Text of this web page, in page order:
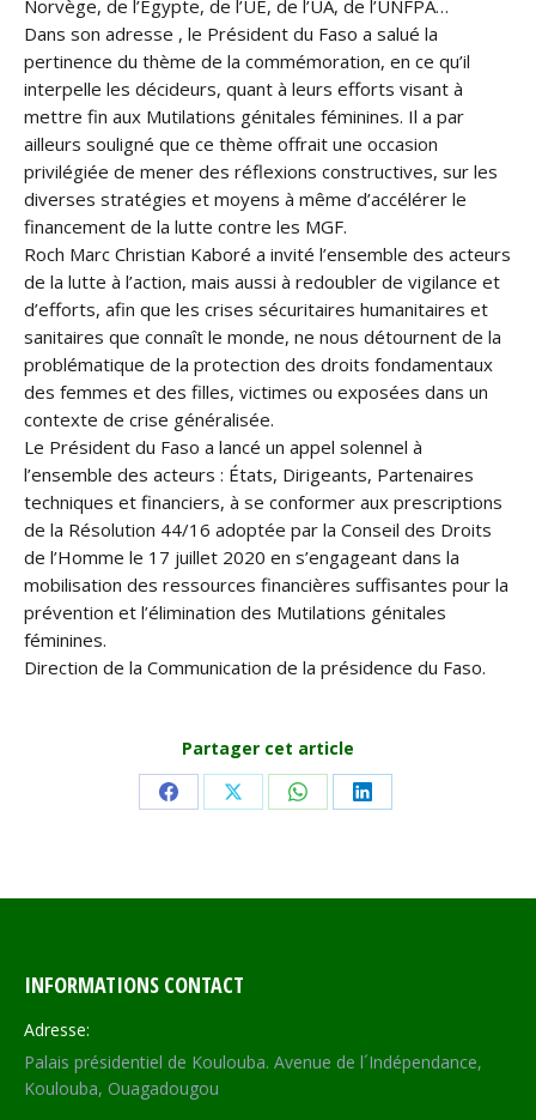
Norvège, de l’Égypte, de l’UE, de l’UA, de l’UNFPA…
Dans son adresse , le Président du Faso a salué la
pertinence du thème de la commémoration, en ce qu’il
interpelle les décideurs, quant à leurs efforts visant à
mettre fin aux Mutilations génitales féminines. Il a par
ailleurs souligné que ce thème offrait une occasion
privilégiée de mener des réflexions constructives, sur les
diverses stratégies et moyens à même d’accélérer le
financement de la lutte contre les MGF.
Roch Marc Christian Kaboré a invité l’ensemble des acteurs
de la lutte à l’action, mais aussi à redoubler de vigilance et
d’efforts, afin que les crises sécuritaires humanitaires et
sanitaires que connaît le monde, ne nous détournent de la
problématique de la protection des droits fondamentaux
des femmes et des filles, victimes ou exposées dans un
contexte de crise généralisée.
Le Président du Faso a lancé un appel solennel à
l’ensemble des acteurs : États, Dirigeants, Partenaires
techniques et financiers, à se conformer aux prescriptions
de la Résolution 44/16 adoptée par la Conseil des Droits
de l’Homme le 17 juillet 2020 en s’engageant dans la
mobilisation des ressources financières suffisantes pour la
prévention et l’élimination des Mutilations génitales
féminines.
Direction de la Communication de la présidence du Faso.
Partager cet article
Share Share Share Share
INFORMATIONS CONTACT
Adresse:
Palais présidentiel de Koulouba. Avenue de l´Indépendance,
Koulouba, Ouagadougou